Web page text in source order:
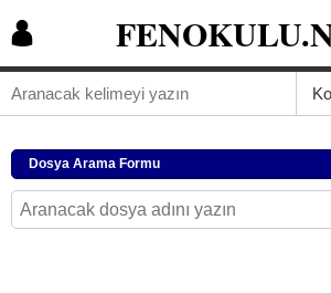
Dosya Arama Formu